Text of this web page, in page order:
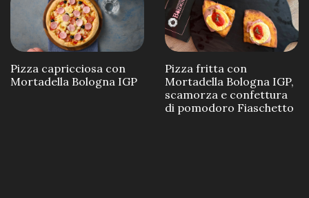
Pizza capricciosa con
Mortadella Bologna IGP
Pizza fritta con
Mortadella Bologna IGP,
scamorza e confettura
di pomodoro Fiaschetto